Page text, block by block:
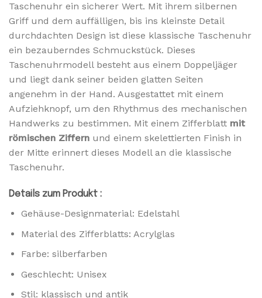
Taschenuhr ein sicherer Wert. Mit ihrem silbernen
Griff und dem auffälligen, bis ins kleinste Detail
durchdachten Design ist diese klassische Taschenuhr
ein bezauberndes Schmuckstück. Dieses
Taschenuhrmodell besteht aus einem Doppeljäger
und liegt dank seiner beiden glatten Seiten
angenehm in der Hand. Ausgestattet mit einem
Aufziehknopf, um den Rhythmus des mechanischen
Handwerks zu bestimmen. Mit einem Zifferblatt mit
römischen Ziffern und einem skelettierten Finish in
der Mitte erinnert dieses Modell an die klassische
Taschenuhr.
Details zum Produkt :
Gehäuse-Designmaterial: Edelstahl
Material des Zifferblatts: Acrylglas
Farbe: silberfarben
Geschlecht: Unisex
Stil: klassisch und antik